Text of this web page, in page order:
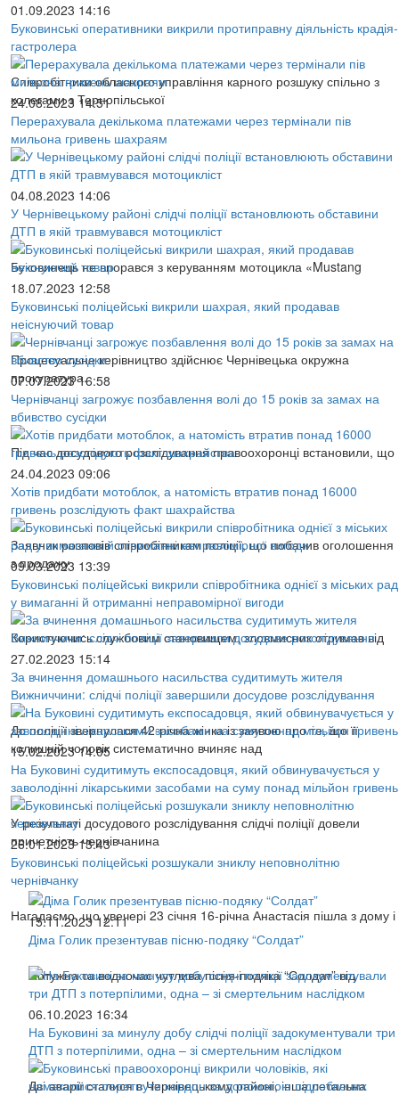
01.09.2023 14:16
Буковинські оперативники викрили протиправну діяльність крадія-
гастролера
Співробітники обласного управління карного розшуку спільно з
колегами з Тернопільської
24.08.2023 14:51
Перерахувала декількома платежами через термінали пів
мильона гривень шахраям
04.08.2023 14:06
У Чернівецькому районі слідчі поліції встановлюють обставини
ДТП в якій травмувався мотоцикліст
Буковинець не впорався з керуванням мотоцикла «Mustang
18.07.2023 12:58
Буковинські поліцейські викрили шахрая, який продавав
неіснуючий товар
Процесуальне керівництво здійснює Чернівецька окружна
прокуратура.
07.07.2023 16:58
Чернівчанці загрожує позбавлення волі до 15 років за замах на
вбивство сусідки
Під час досудового розслідування правоохоронці встановили, що
24.04.2023 09:06
Хотів придбати мотоблок, а натомість втратив понад 16000
гривень розслідують факт шахрайства
Заявник розповів співробітникам поліції, що побачив оголошення
з продажу
09.03.2023 13:39
Буковинські поліцейські викрили співробітника однієї з міських рад
у вимаганні й отриманні неправомірної вигоди
Користуючись службовим становищем, зловмисник отримав від
27.02.2023 15:14
За вчинення домашнього насильства судитимуть жителя
Вижниччини: слідчі поліції завершили досудове розслідування
До поліції звернулася 42-річна жінка із заявою про те, що її
колишній чоловік систематично вчиняє над
15.02.2023 14:05
На Буковині судитимуть експосадовця, який обвинувачується у
заволодінні лікарськими засобами на суму понад мільйон гривень
У результаті досудового розслідування слідчі поліції довели
причетність чернівчанина
26.01.2023 13:43
Буковинські поліцейські розшукали зниклу неповнолітню
чернівчанку
Нагадаємо, що увечері 23 січня 16-річна Анастасія пішла з дому і
15.11.2023 12:11
Діма Голик презентував пісню-подяку “Солдат”
Потужна та водночас чутлива пісня-подяка “Солдат” від
06.10.2023 16:34
На Буковині за минулу добу слідчі поліції задокументували три
ДТП з потерпілими, одна – зі смертельним наслідком
Дві аварії сталися в Чернівецькому районі, інша летальна